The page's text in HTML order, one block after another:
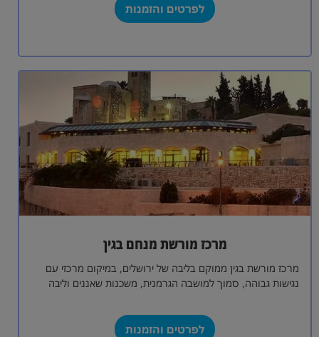
לפרטים והזמנות
מרכז מורשת מנחם בגין
מרכז מורשת בגין ממוקם בליבה של ירושלים, במיקום מרכזי עם
נגישות גבוהה, סמוך למושבה הגרמנית, משכנות שאננים וליבה
לפרטים והזמנות